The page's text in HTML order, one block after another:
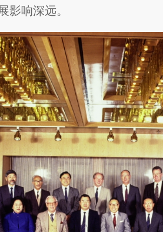
影响深远。